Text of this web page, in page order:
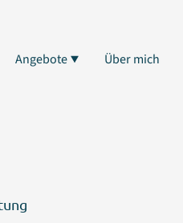
Angebote Über mich